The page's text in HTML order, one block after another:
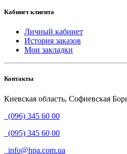
Кабинет клиента
Личный кабинет
История заказов
Мои закладки
Контакты
Киевская область, Софиевская
(096) 345 60 00
(095) 345 60 00
info@hpa.com.ua